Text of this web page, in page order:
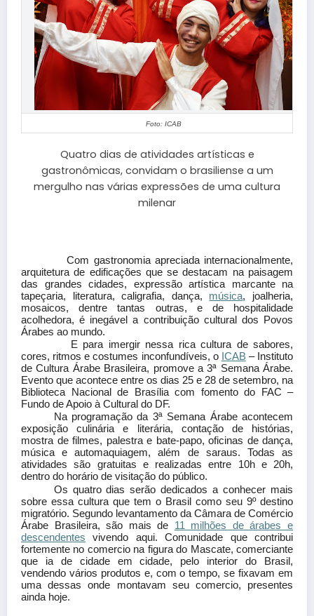
Foto: ICAB
Quatro dias de atividades artísticas e
gastronômicas, convidam o brasiliense a um
mergulho nas várias expressões de uma cultura
milenar
Com gastronomia apreciada internacionalmente,
arquitetura de edificações que se destacam na paisagem
das grandes cidades, expressão artística marcante na
tapeçaria, literatura, caligrafia, dança, música, joalheria,
mosaicos, dentre tantas outras, e de hospitalidade
acolhedora, é inegável a contribuição cultural dos Povos
Árabes ao mundo.
E para imergir nessa rica cultura de sabores,
cores, ritmos e costumes inconfundíveis, o ICAB – Instituto
de Cultura Árabe Brasileira, promove a 3ª Semana Árabe.
Evento que acontece entre os dias 25 e 28 de setembro, na
Biblioteca Nacional de Brasília com fomento do FAC –
Fundo de Apoio à Cultural do DF.
Na programação da 3ª Semana Árabe acontecem
exposição culinária e literária, contação de histórias,
mostra de filmes, palestra e bate-papo, oficinas de dança,
música e automaquiagem, além de saraus. Todas as
atividades são gratuitas e realizadas entre 10h e 20h,
dentro do horário de visitação do público.
Os quatro dias serão dedicados a conhecer mais
sobre essa cultura que tem o Brasil como seu 9º destino
migratório. Segundo levantamento da Câmara de Comércio
Árabe Brasileira, são mais de 11 milhões de árabes e
descendentes vivendo aqui. Comunidade que contribui
fortemente no comercio na figura do Mascate, comerciante
que ia de cidade em cidade, pelo interior do Brasil,
vendendo vários produtos e, com o tempo, se fixavam em
uma dessas onde montavam seu comercio, presentes
ainda hoje.